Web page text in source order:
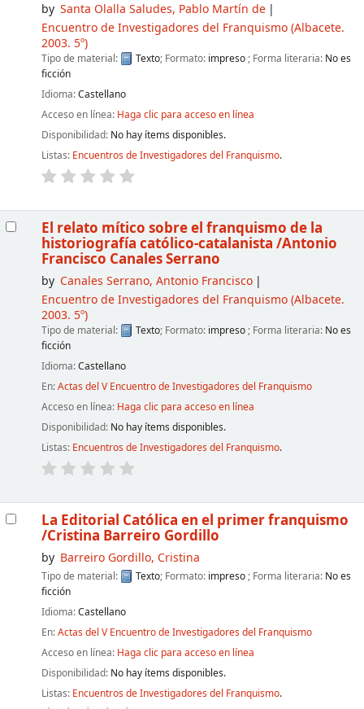
by Santa Olalla Saludes, Pablo Martín de
Encuentro de Investigadores del Franquismo(Albacete.
2003. 5º)
Tipo de material: Texto; Formato: impreso ; Forma literaria: No es
ficción
Idioma:Castellano
Acceso en línea: Haga clic para acceso en línea
Disponibilidad: No hay ítems disponibles.
Listas: Encuentros de Investigadores del Franquismo.
El relato mítico sobre el franquismo de la
historiografía católico-catalanista /Antonio
Francisco Canales Serrano
by Canales Serrano, Antonio Francisco
Encuentro de Investigadores del Franquismo(Albacete.
2003. 5º)
Tipo de material: Texto; Formato: impreso ; Forma literaria: No es
ficción
Idioma:Castellano
En:Actas del V Encuentro de Investigadores del Franquismo
Acceso en línea: Haga clic para acceso en línea
Disponibilidad: No hay ítems disponibles.
Listas: Encuentros de Investigadores del Franquismo.
La Editorial Católica en el primer franquismo
/Cristina Barreiro Gordillo
by Barreiro Gordillo, Cristina
Tipo de material: Texto; Formato: impreso ; Forma literaria: No es
ficción
Idioma:Castellano
En:Actas del V Encuentro de Investigadores del Franquismo
Acceso en línea: Haga clic para acceso en línea
Disponibilidad: No hay ítems disponibles.
Listas: Encuentros de Investigadores del Franquismo.